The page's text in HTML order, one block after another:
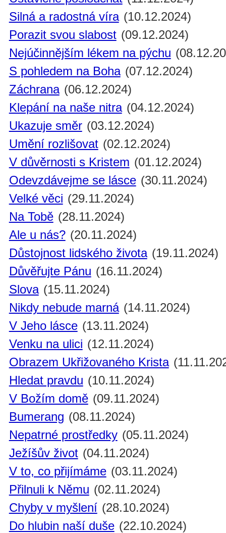
Silná a radostná víra (10.12.2024)
Porazit svou slabost (09.12.2024)
Nejúčinnějším lékem na pýchu
S pohledem na Boha (07.12.2024)
Záchrana (06.12.2024)
Klepání na naše nitra (04.12.2024)
Ukazuje směr (03.12.2024)
Umění rozlišovat (02.12.2024)
V důvěrnosti s Kristem (01.12.2024)
Odevzdávejme se lásce (30.11.2024)
Velké věci (29.11.2024)
Na Tobě (28.11.2024)
Ale u nás? (20.11.2024)
Důstojnost lidského života (19.11.2024)
Důvěřujte Pánu (16.11.2024)
Slova (15.11.2024)
Nikdy nebude marná (14.11.2024)
V Jeho lásce (13.11.2024)
Venku na ulici (12.11.2024)
Obrazem Ukřižovaného Krista
Hledat pravdu (10.11.2024)
V Božím domě (09.11.2024)
Bumerang (08.11.2024)
Nepatrné prostředky (05.11.2024)
Ježíšův život (04.11.2024)
V to, co přijímáme (03.11.2024)
Přilnuli k Němu (02.11.2024)
Chyby v myšlení (28.10.2024)
Do hlubin naší duše (22.10.2024)